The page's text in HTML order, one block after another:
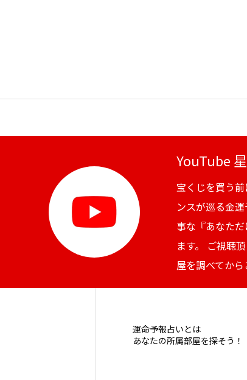
YouTube
宝くじを買う
ンスが巡る金
事な『あなた
ます。 ご視聴
屋を調べてから
運命予報占いとは
あなたの所属部屋を探そう！